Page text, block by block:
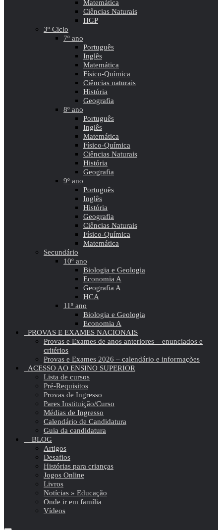
Matemática
Ciências Naturais
HGP
3º Ciclo
7º ano
Português
Inglês
Matemática
Físico-Química
Ciências naturais
História
Geografia
8º ano
Português
Inglês
Matemática
Físico-Química
Ciências Naturais
História
Geografia
9º ano
Português
Inglês
História
Geografia
Ciências Naturais
Físico-Química
Matemática
Secundário
10º ano
Biologia e Geologia
Economia A
Geografia A
HCA
11º ano
Biologia e Geologia
Economia A
PROVAS E EXAMES NACIONAIS
Provas e Exames de anos anteriores – enunciados e
critérios
Provas e Exames 2026 – calendário e informações
ACESSO AO ENSINO SUPERIOR
Lista de cursos
Pré-Requisitos
Provas de Ingresso
Pares Instituição/Curso
Médias de Ingresso
Calendário de Candidatura
Guia da candidatura
BLOG
Artigos
Desafios
Histórias para crianças
Jogos Online
Livros
Notícias » Educação
Onde ir em família
Vídeos